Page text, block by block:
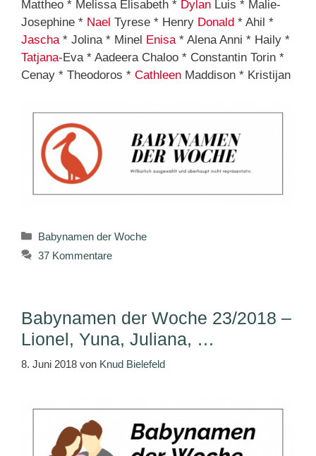
Mattheo * Melissa Elisabeth * Dylan Luis * Malie-
Josephine * Nael Tyrese * Henry Donald * Ahil *
Jascha* Jolina * Minel Enisa* Alena Anni * Haily *
Tatjana-Eva * Aadeera Chaloo * Constantin Torin *
Cenay * Theodoros * Cathleen Maddison * Kristijan
Kategorien
Babynamen der Woche
37 Kommentare
Babynamen der Woche 23/2018 –
Lionel, Yuna, Juliana, …
8. Juni 2018 von Knud Bielefeld